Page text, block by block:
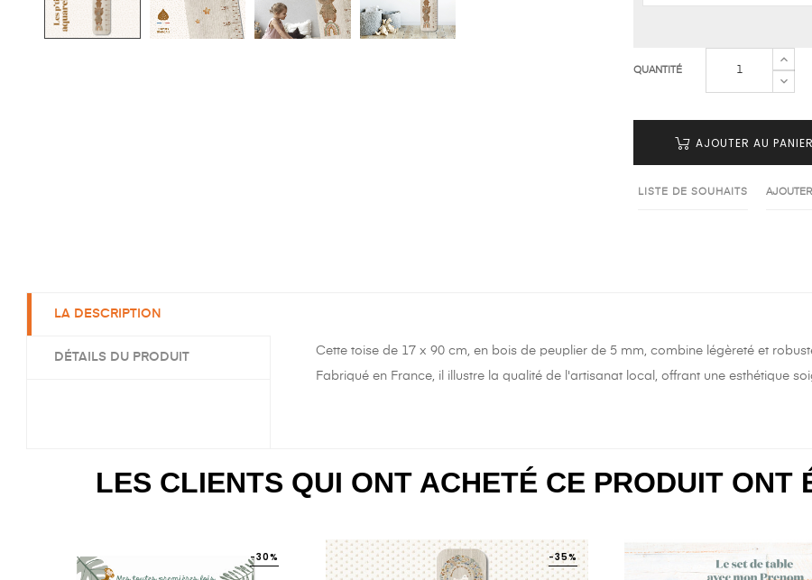
QUANTITÉ
AJOUTER AU PANIER
LISTE DE SOUHAITS
LA DESCRIPTION
DÉTAILS DU PRODUIT
Cette toise de 17 x 90 cm, en bois de peuplier de 5 mm, combine légèreté et
Fabriqué en France, il illustre la qualité de l'artisanat local, offrant une esthétique
LES CLIENTS QUI ONT ACHETÉ CE PRODUIT ONT
-30% -35%